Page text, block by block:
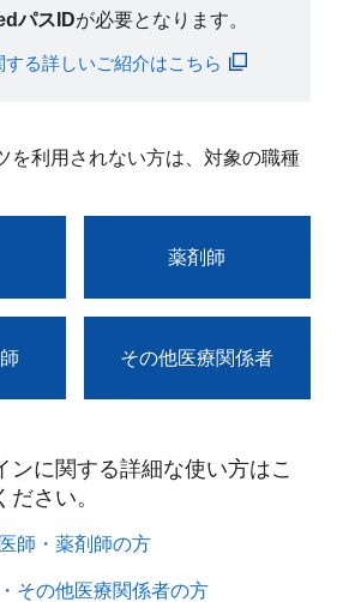
パスIDが必要となります。
する詳しいご紹介はこちら
を利用されない方は、対象の職種
薬剤師
その他医療関係者
ンに関する詳細な使い方はこ
さい。​
医師・薬剤師の方​
その他医療関係者の方​